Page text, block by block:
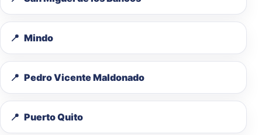
Mindo
Pedro Vicente Maldonado
Puerto Quito